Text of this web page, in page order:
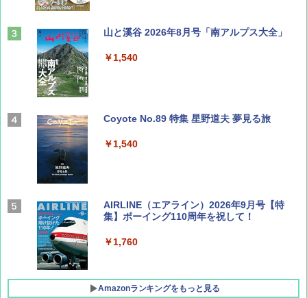
山と溪谷 2026年8月号「南アルプス大全」
￥1,540
Coyote No.89 特集 星野道夫 夢見る旅
￥1,540
AIRLINE（エアライン）2026年9月号【特
集】ボーイング110周年を祝して！
￥1,760
Amazonランキングをもっと見る